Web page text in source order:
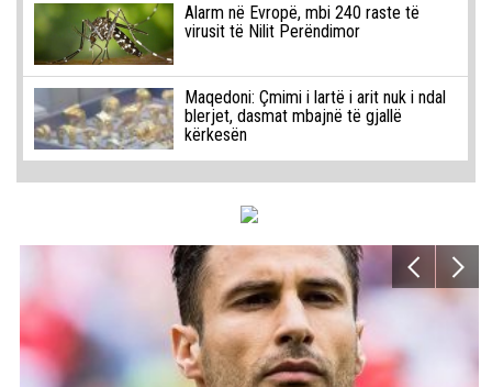
Alarm në Evropë, mbi 240 raste të
virusit të Nilit Perëndimor
Maqedoni: Çmimi i lartë i arit nuk i ndal
blerjet, dasmat mbajnë të gjallë
kërkesën